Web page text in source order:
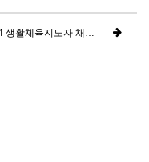
2024 생활체육지도자 채용 모집공고입니다